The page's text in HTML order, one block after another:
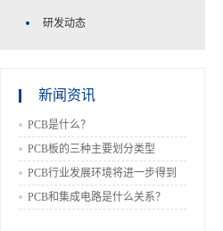
研发动态
新闻资讯
PCB是什么？
PCB板的三种主要划分类型
PCB行业发展环境将进一步得到
改善
PCB和集成电路是什么关系？